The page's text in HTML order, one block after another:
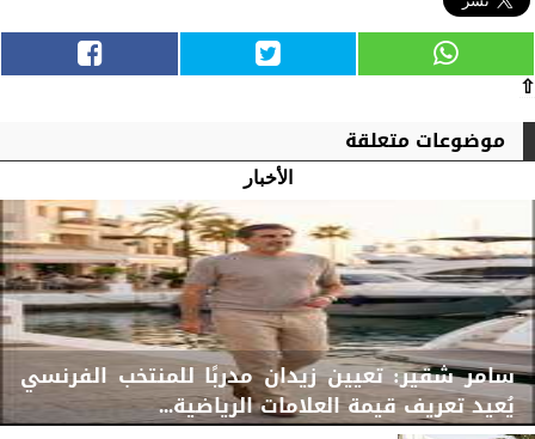
⇧
موضوعات متعلقة
الأخبار
سامر شقير: تعيين زيدان مدربًا للمنتخب الفرنسي
يُعيد تعريف قيمة العلامات الرياضية...